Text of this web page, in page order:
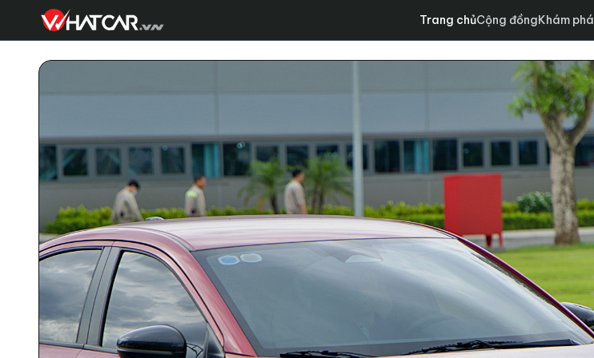
Trang chủCộng đồngKhám phá
Trang tin tức và thị trường ô tô